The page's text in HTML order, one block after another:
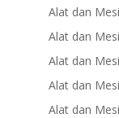
Alat dan
Alat dan
Alat dan
Alat dan
Alat dan